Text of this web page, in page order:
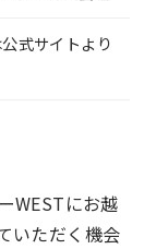
式サイトより
WESTにお越
いただく機会